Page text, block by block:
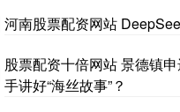
河南股票配资网站
股票配资十倍网站 景德镇
手讲好“海丝故事”？